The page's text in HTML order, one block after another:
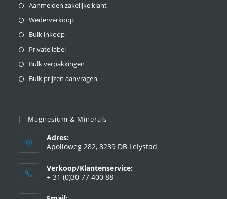
Aanmelden zakelijke klant
Wederverkoop
Bulk inkoop
Private label
Bulk verpakkingen
Bulk prijzen aanvragen
Magnesium & Minerals
Adres:
Apolloweg 282, 8239 DB Lelystad
Verkoop/Klantenservice:
+ 31 (0)30 77 400 88